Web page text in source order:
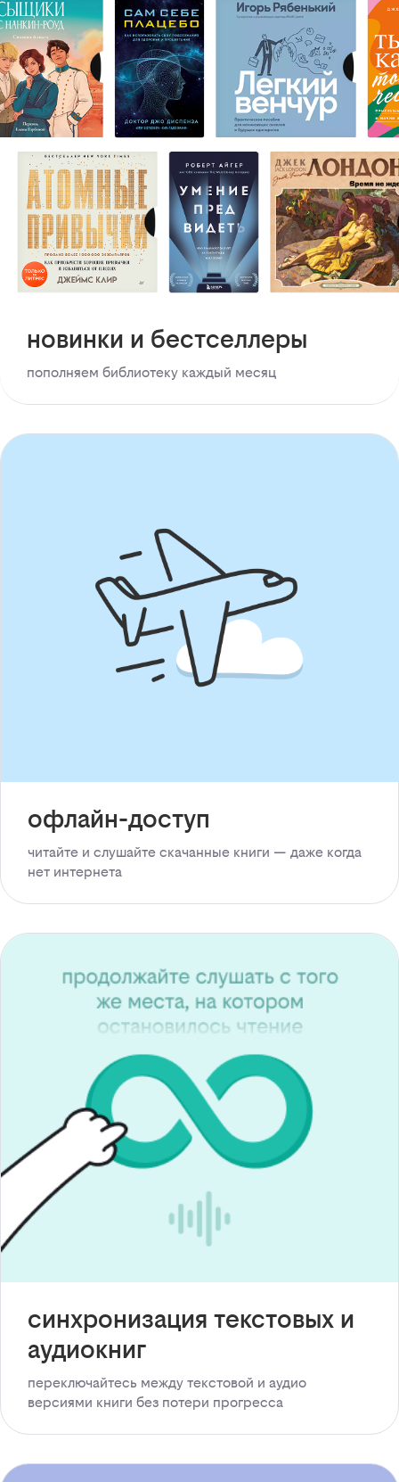
новинки и бестселлеры
пополняем библиотеку каждый месяц
офлайн-доступ
читайте и слушайте скачанные книги — даже когда
нет интернета
синхронизация текстовых и
аудиокниг
переключайтесь между текстовой и аудио
версиями книги без потери прогресса